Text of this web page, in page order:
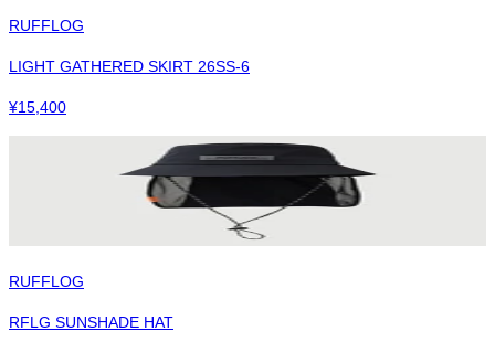
RUFFLOG
LIGHT GATHERED SKIRT 26SS-6
¥15,400
RUFFLOG
RFLG SUNSHADE HAT